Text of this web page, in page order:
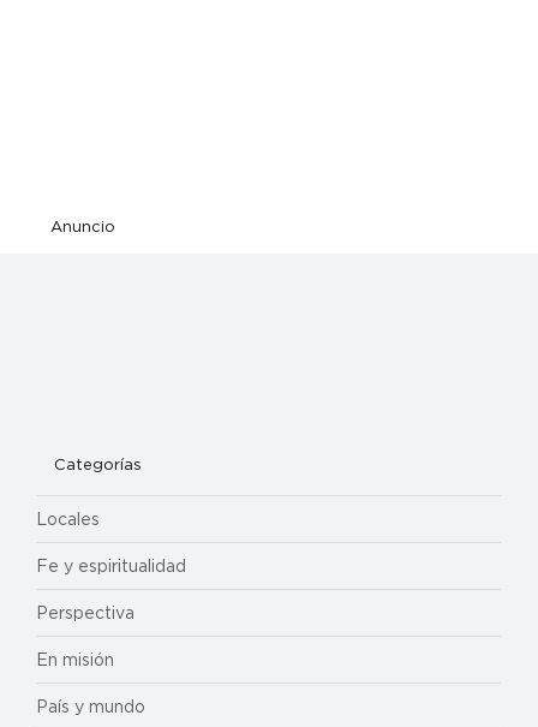
Anuncio
Categorías
Locales
Fe y espiritualidad
Perspectiva
En misión
País y mundo